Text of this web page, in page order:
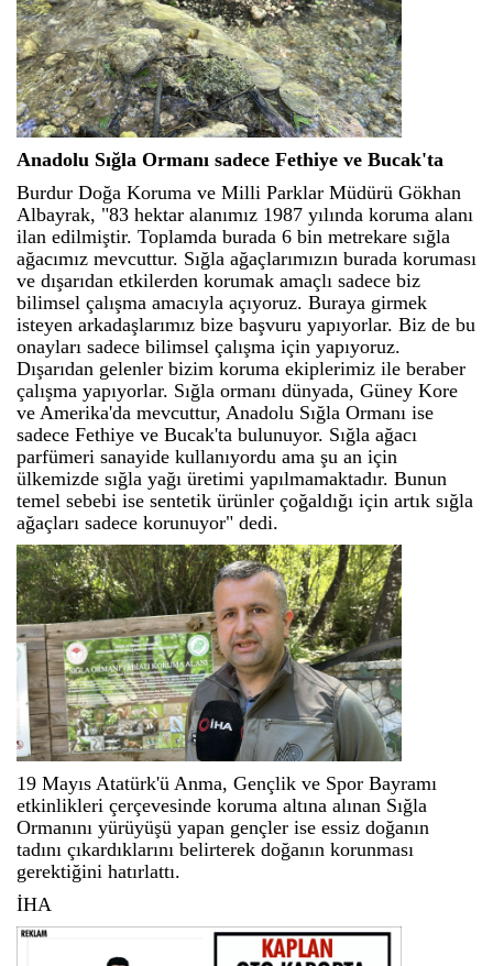
Anadolu Sığla Ormanı sadece Fethiye ve Bucak'ta
Burdur Doğa Koruma ve Milli Parklar Müdürü Gökhan
Albayrak, "83 hektar alanımız 1987 yılında koruma alanı
ilan edilmiştir. Toplamda burada 6 bin metrekare sığla
ağacımız mevcuttur. Sığla ağaçlarımızın burada koruması
ve dışarıdan etkilerden korumak amaçlı sadece biz
bilimsel çalışma amacıyla açıyoruz. Buraya girmek
isteyen arkadaşlarımız bize başvuru yapıyorlar. Biz de bu
onayları sadece bilimsel çalışma için yapıyoruz.
Dışarıdan gelenler bizim koruma ekiplerimiz ile beraber
çalışma yapıyorlar. Sığla ormanı dünyada, Güney Kore
ve Amerika'da mevcuttur, Anadolu Sığla Ormanı ise
sadece Fethiye ve Bucak'ta bulunuyor. Sığla ağacı
parfümeri sanayide kullanıyordu ama şu an için
ülkemizde sığla yağı üretimi yapılmamaktadır. Bunun
temel sebebi ise sentetik ürünler çoğaldığı için artık sığla
ağaçları sadece korunuyor" dedi.
19 Mayıs Atatürk'ü Anma, Gençlik ve Spor Bayramı
etkinlikleri çerçevesinde koruma altına alınan Sığla
Ormanını yürüyüşü yapan gençler ise essiz doğanın
tadını çıkardıklarını belirterek doğanın korunması
gerektiğini hatırlattı.
İHA